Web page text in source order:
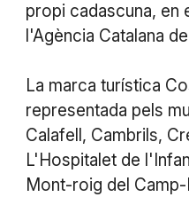
propi cadascuna, en
l'Agència Catalana
La marca turística
representada pels
Calafell, Cambrils,
L'Hospitalet de
Mont-roig del